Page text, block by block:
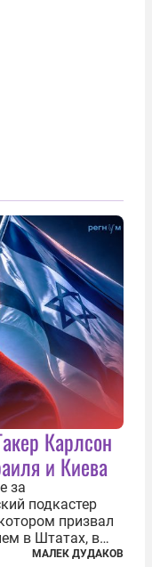
Карлсон
и Киева
за
подкастер
призвал
в Штатах, в
А также
МАЛЕК ДУДАКОВ